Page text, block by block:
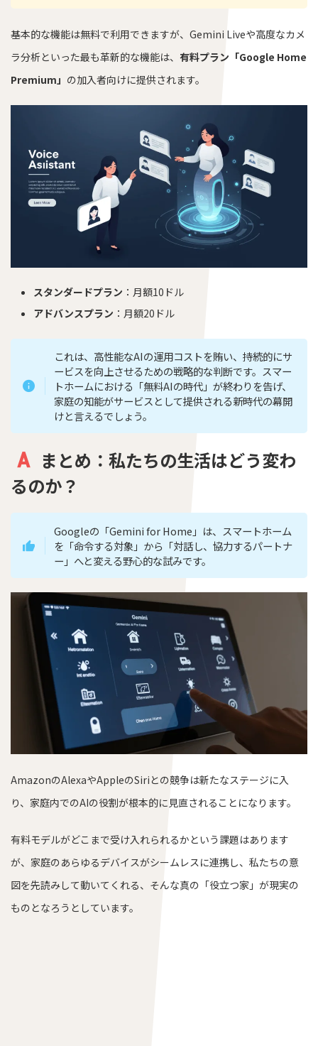
基本的な機能は無料で利用できますが、Gemini Liveや高度なカメ
ラ分析といった最も革新的な機能は、 有料プラン「Google Home
Premium」 の加入者向けに提供されます。
スタンダードプラン ：月額10ドル
アドバンスプラン ：月額20ドル
これは、高性能なAIの運用コストを賄い、持続的にサ
ービスを向上させるための戦略的な判断です。スマー
トホームにおける「無料AIの時代」が終わりを告げ、
家庭の知能がサービスとして提供される新時代の幕開
けと言えるでしょう。
まとめ：私たちの生活はどう変わ
るのか？
Googleの「Gemini for Home」は、スマートホーム
を「命令する対象」から「対話し、協力するパートナ
ー」へと変える野心的な試みです。
AmazonのAlexaやAppleのSiriとの競争は新たなステージに入
り、家庭内でのAIの役割が根本的に見直されることになります。
有料モデルがどこまで受け入れられるかという課題はあります
が、家庭のあらゆるデバイスがシームレスに連携し、私たちの意
図を先読みして動いてくれる、そんな真の「役立つ家」が現実の
ものとなろうとしています。